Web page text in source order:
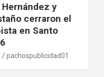
y
cerraron el
en Santo
pachospublicidad01